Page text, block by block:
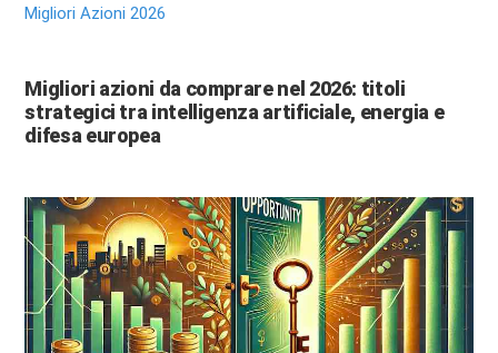
Migliori Azioni 2026
Migliori azioni da comprare nel 2026: titoli
strategici tra intelligenza artificiale, energia e
difesa europea